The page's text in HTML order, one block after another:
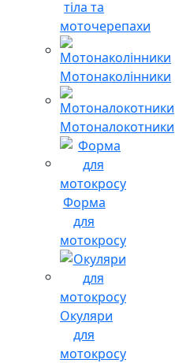
тіла та
моточерепахи
Мотонаколінники
Мотоналокотники
Форма
для
мотокросу
Окуляри
для
мотокросу